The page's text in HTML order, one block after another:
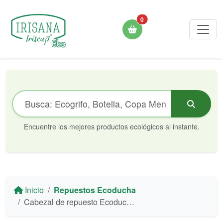
0
Encuentre los mejores productos ecológicos al instante.
Inicio
Repuestos Ecoducha
Cabezal de repuesto Ecoducha Irisana